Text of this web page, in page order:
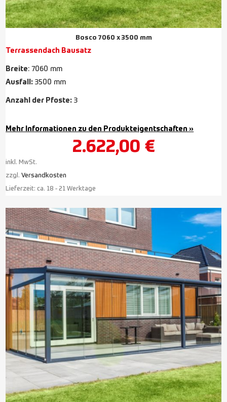
Bosco 7060 x 3500 mm
Terrassendach Bausatz
Breite: 7060 mm
Ausfall: 3500 mm
Anzahl der Pfoste: 3
Mehr Informationen zu den Produkteigentschaften »
2.622,00 €
inkl. MwSt.
zzgl.Versandkosten
Lieferzeit:ca. 18 - 21 Werktage